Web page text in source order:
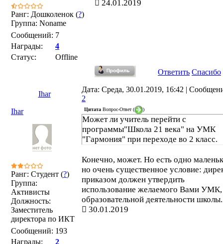
Ранг: Дошколенок (?)
Группа: Noname
Сообщений: 7
Награды:
4
Статус:
Offline
24.01.2019
Ответить Спасибо
Ihar
Дата: Среда, 30.01.2019, 16:42 |
2
Ihar
Ранг: Студент (?)
Группа:
Активисты
Должность:
Заместитель
директора по ИКТ
Сообщений: 193
Награды:
2
Цитата Вопрос-Ответ( )
Может ли учитель перейти с
программы"Школа 21 века" на УМК
"Гармония" при переходе во 2 класс.
Конечно, может. Но есть одно
но очень существенное условие:
приказом должен утвердить
использование желаемого Вами УМК,
образовательной деятельности школы.
30.01.2019